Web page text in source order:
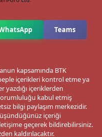
Teams
kapsamında BTK
içerikleri kontrol etme ya
yazdığı içeriklerden
kabul etmiş
bilgi paylaşım merkezidir.
içeriği
geçerek bildirebilirsiniz.
kaldırılacaktır.